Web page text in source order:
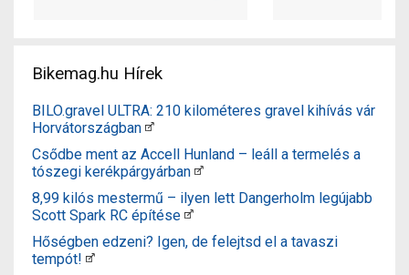
Bikemag.hu Hírek
BILO.gravel ULTRA: 210 kilométeres gravel kihívás vár
Horvátországban
Csődbe ment az Accell Hunland – leáll a termelés a
tószegi kerékpárgyárban
8,99 kilós mestermű – ilyen lett Dangerholm legújabb
Scott Spark RC építése
Hőségben edzeni? Igen, de felejtsd el a tavaszi
tempót!